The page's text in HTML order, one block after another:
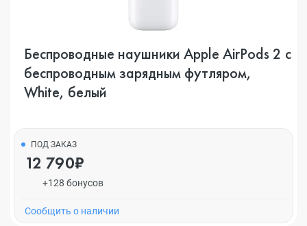
Беспроводные наушники Apple AirPods 2 с
беспроводным зарядным футляром,
White, белый
ПОД ЗАКАЗ
12 790₽
+128 бонусов
Cообщить о наличии